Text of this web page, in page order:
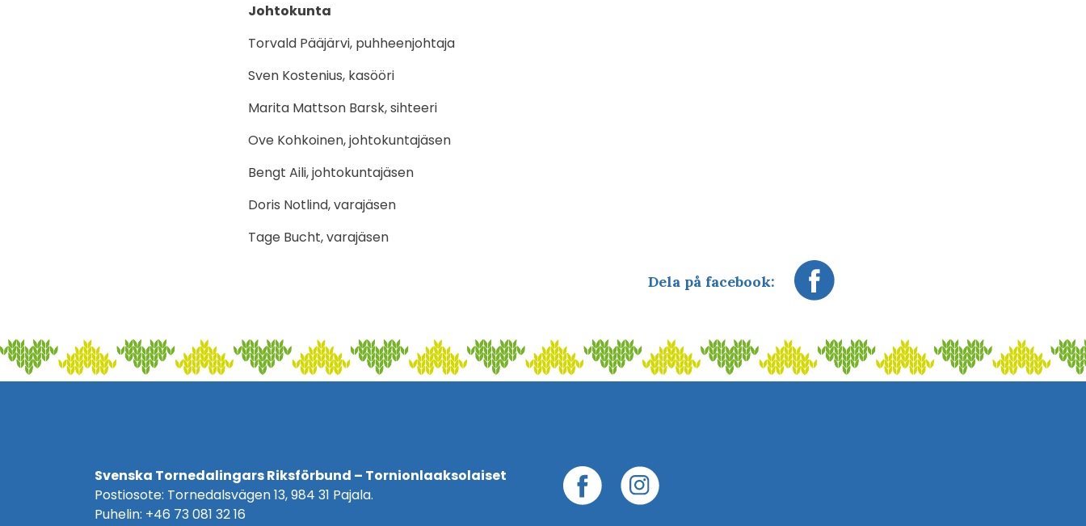
Johtokunta
Torvald Pääjärvi, puhheenjohtaja
Sven Kostenius, kasööri
Marita Mattson Barsk, sihteeri
Ove Kohkoinen, johtokuntajäsen
Bengt Aili, johtokuntajäsen
Doris Notlind, varajäsen
Tage Bucht, varajäsen
Dela på facebook:
Svenska Tornedalingars Riksförbund – Tornionlaaksolaiset
Postiosote: Tornedalsvägen 13, 984 31 Pajala.
Puhelin: +46 73 081 32 16